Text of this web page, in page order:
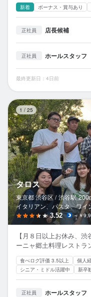
新着 ボーナス・賞与あり
正社員 店長候補
正社員 ホールスタッフ
最終更新日：4日前
1 / 25
タロス
東京都 渋谷区 / 渋谷駅
イタリアン、パスタ、ワイ
3.52 ～￥
【月８日以上お休み、
ーニャ郷土料理レストラ
食べログ評価 3.5以上 個人
シニア・ミドル活躍中
新卒
正社員 ホールスタッフ